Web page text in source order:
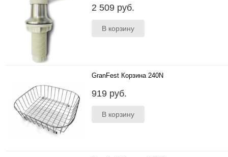
250мл...
2 509 руб.
GranFest Корзина 240N
919 руб.